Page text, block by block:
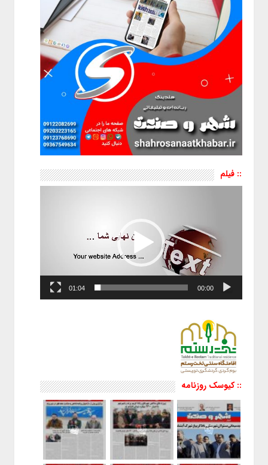
:: فیلم
نمایشگر
00:00
01:04
:: کیوسک روزنامه